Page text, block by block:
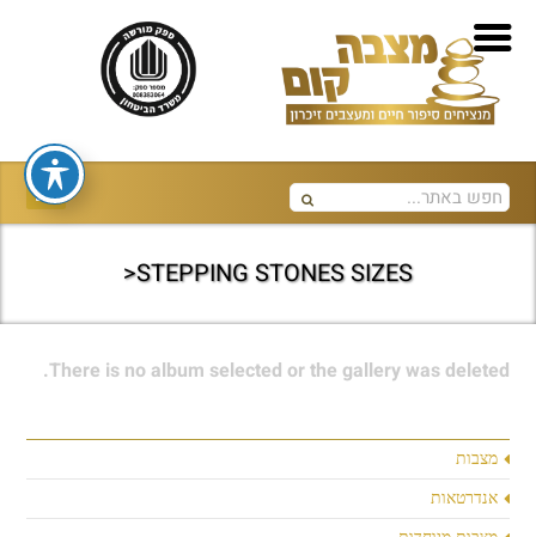
STEPPING STONES SIZES<
מצבות
אנדרטאות
There is no album selected or the gallery was deleted.